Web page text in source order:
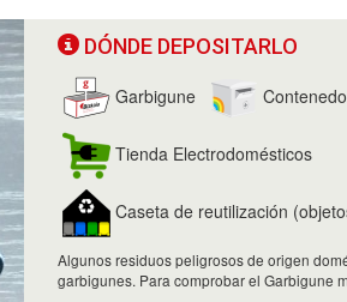
DÓNDE DEPOSITARLO
Garbigune
Tienda Electrodomésticos
Caseta de reutilización
Algunos residuos peligrosos de origen
garbigunes. Para comprobar el Garbigune